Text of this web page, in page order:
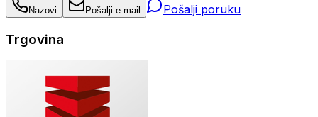
Nazovi Pošalji e-mail Pošalji poruku
Trgovina